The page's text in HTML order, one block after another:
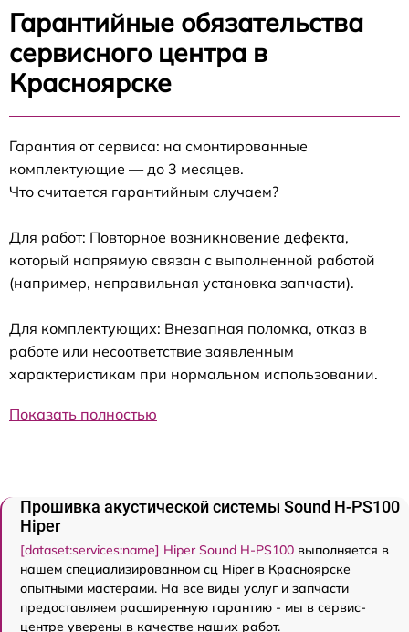
Гарантийные обязательства
сервисного центра в
Красноярске
Гарантия от сервиса: на смонтированные
комплектующие — до 3 месяцев.
Что считается гарантийным случаем?
Для работ: Повторное возникновение дефекта,
который напрямую связан с выполненной работой
(например, неправильная установка запчасти).
Для комплектующих: Внезапная поломка, отказ в
работе или несоответствие заявленным
характеристикам при нормальном использовании.
Показать полностью
Прошивка акустической системы Sound H-PS100
Hiper
[dataset:services:name] Hiper Sound H-PS100 выполняется в
нашем специализированном сц Hiper в Красноярске
опытными мастерами. На все виды услуг и запчасти
предоставляем расширенную гарантию - мы в сервис-
центре уверены в качестве наших работ.